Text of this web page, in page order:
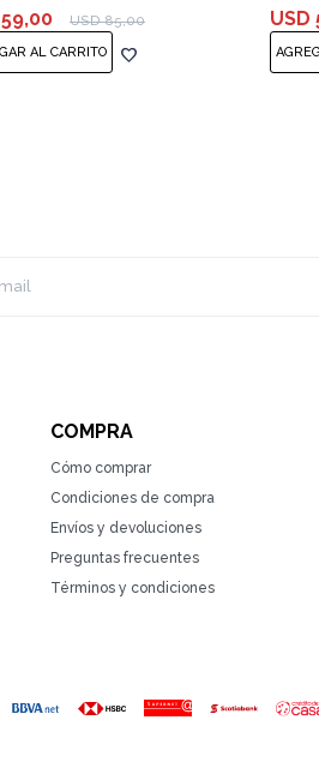
59,00 USD 85,00 USD
COMPRA
Cómo comprar
Condiciones de compra
Envíos y devoluciones
Preguntas frecuentes
Términos y condiciones